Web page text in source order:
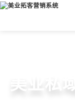
美业拓
美容院
美业私